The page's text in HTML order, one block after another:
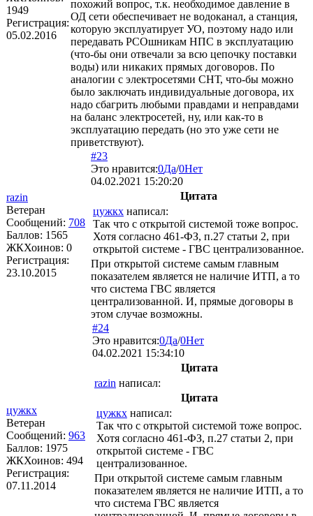
1949
Регистрация:
05.02.2016
похожий вопрос, т.к. необходимое давление в
ОД сети обеспечивает не водоканал, а станция,
которую эксплуатирует УО, поэтому надо или
передавать РСОшникам НПС в эксплуатацию
(что-бы они отвечали за всю цепочку поставки
воды) или никаких прямых договоров. По
аналогии с электросетями СНТ, что-бы можно
было заключать индивидуальные договора, их
надо сбагрить любыми правдами и неправдами
на баланс электросетей, ну, или как-то в
эксплуатацию передать (но это уже сети не
приветствуют).
razin
Ветеран
Сообщений: 708
Баллов: 1565
ЖКХоинов: 0
Регистрация:
23.10.2015
#23
Это нравится:0Да/0Нет
04.02.2021 15:20:20
Цитата
цужкх написал:
Так что с открытой системой тоже вопрос.
Хотя согласно 461-ФЗ, п.27 статьи 2, при
открытой системе - ГВС централизованное.
При открытой системе самым главным
показателем является не наличие ИТП, а то
что система ГВС является
централизованной. И, прямые договоры в
этом случае возможны.
цужкх
Ветеран
Сообщений: 963
Баллов: 1975
ЖКХоинов: 494
Регистрация:
07.11.2014
#24
Это нравится:0Да/0Нет
04.02.2021 15:34:10
Цитата
razin написал:
Цитата
цужкх написал:
Так что с открытой системой тоже вопрос.
Хотя согласно 461-ФЗ, п.27 статьи 2, при
открытой системе - ГВС
централизованное.
При открытой системе самым главным
показателем является не наличие ИТП, а то
что система ГВС является